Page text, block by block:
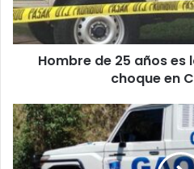
víctima
mortal
de
choqueHombre de 25 años
choque en
Policías
arrestan
a
cinco